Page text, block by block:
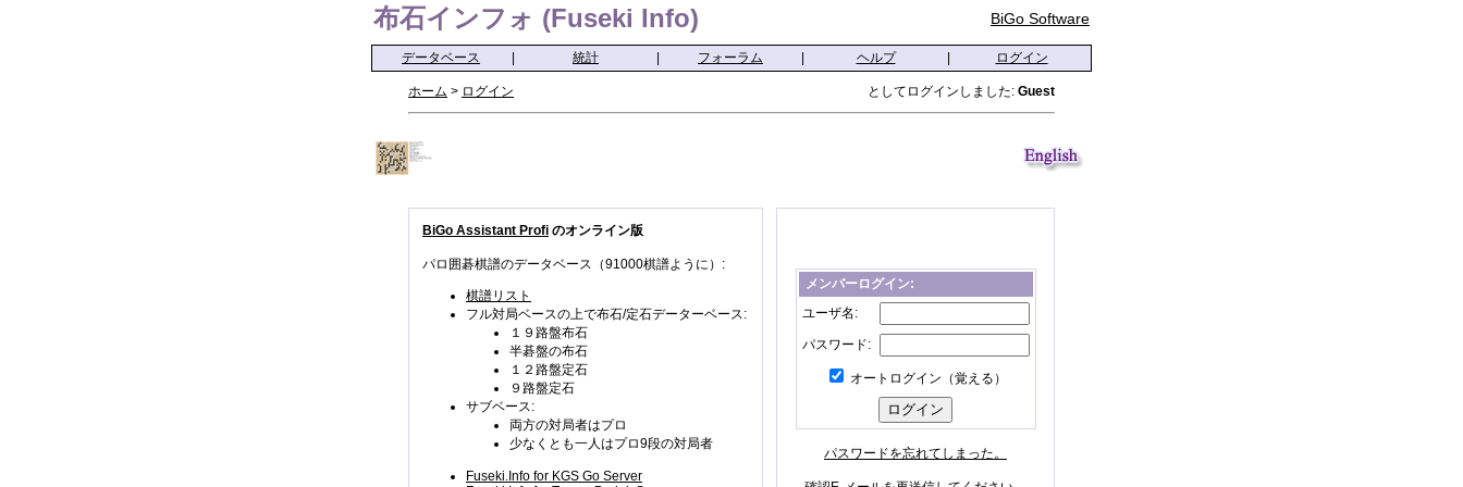
布石インフォ (Fuseki Info) BiGo Software
データベース 統計 フォーラム ヘルプ ログイン
ホーム > ログイン としてログインしました: Guest
BiGo Assistant Profi のオンライン版
パロ囲碁棋譜のデータベース（91000棋譜ように）:
棋譜リスト
フル対局ベースの上で布石/定石データーベース:
１９路盤布石
半碁盤の布石
１２路盤定石
９路盤定石
サブベース:
両方の対局者はプロ
少なくとも一人はプロ9段の対局者
Fuseki.Info for KGS Go Server
メンバーログイン:
ユーザ名:
パスワード:
オートログイン（覚える）
パスワードを忘れてしまった。